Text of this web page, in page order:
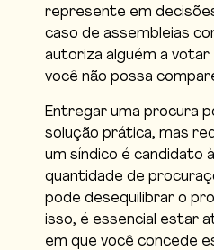
represente em
caso de assembleias
autoriza alguém a votar
você não possa
Entregar uma procura
solução prática, mas
um síndico é candidato
quantidade de
pode desequilibrar o
isso, é essencial estar
em que você concede